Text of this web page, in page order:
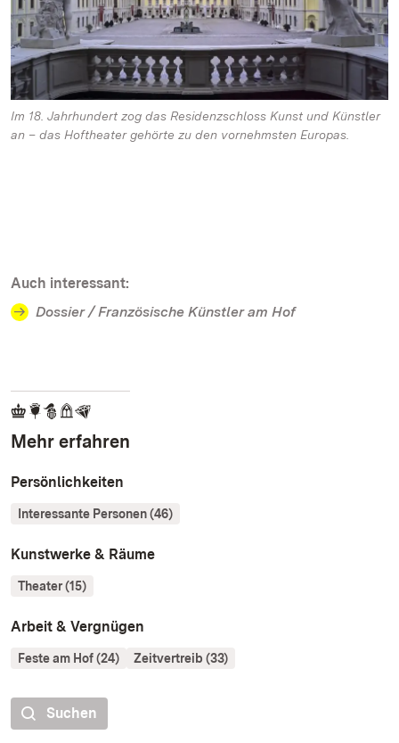
Im 18. Jahrhundert zog das Residenzschloss Kunst und Künstler
an – das Hoftheater gehörte zu den vornehmsten Europas.
Auch interessant:
Dossier / Französische Künstler am Hof
Mehr erfahren
Persönlichkeiten
Interessante Personen (46)
Kunstwerke & Räume
Theater (15)
Arbeit & Vergnügen
Feste am Hof (24) Zeitvertreib (33)
Suchen